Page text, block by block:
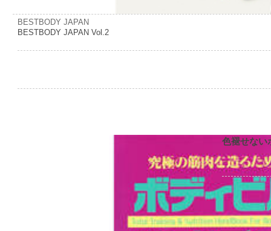
BESTBODY JAPAN
BESTBODY JAPAN Vol.2
色褪せない